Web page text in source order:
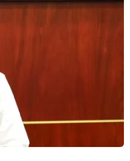
từ chức HLV Đội
xuất sắc nhất Giải vô
2024
2024 gần như an
chia tay đội tuyển